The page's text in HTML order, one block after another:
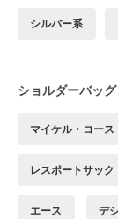
シルバー系
ショルダーバッ
マイケル・コース
レスポートサック
エース デ